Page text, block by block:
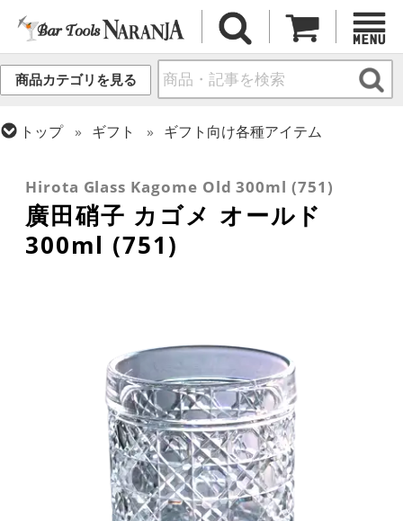
商品カテゴリを見る
トップ ギフト
ギフト向け各種アイテム
その他ブランド
Hirota Glass Kagome Old 300ml (751)
廣田硝子 カゴメ オールド
300ml (751)